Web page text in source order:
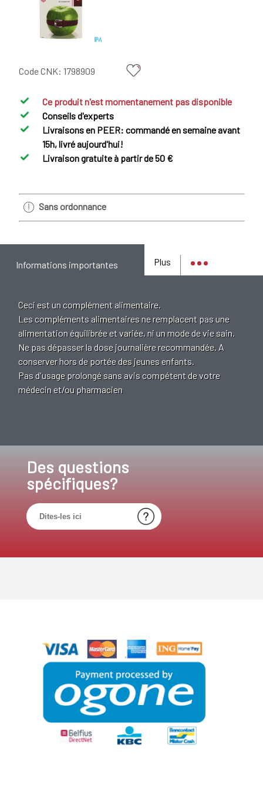
Code CNK: 1798909
Ce produit n'est momentanement pas disponible
Conseils d'experts
Livraisons en PEER: commandé en semaine avant
15h, livré aujourd'hui!
Livraison gratuite à partir de 50 €
Sans ordonnance
Plus
Informations importantes
Ceci est un complément alimentaire.
Les compléments alimentaires ne remplacent pas une
alimentation équilibrée et variée, ni un mode de vie sain.
Ne pas dépasser la dose journalière recommandée. A
conserver hors de portée des jeunes enfants.
Pas d'usage prolongé sans avis compétent de votre
médecin et/ou pharmacien
Des questions
spécifiques?